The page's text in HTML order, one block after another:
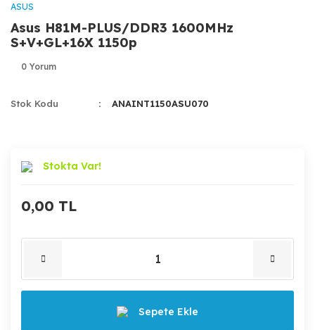
ASUS
Asus H81M-PLUS/DDR3 1600MHz
S+V+GL+16X 1150p
0 Yorum
Stok Kodu ANAINT1150ASU070
Stokta Var!
0,00 TL
Sepete Ekle